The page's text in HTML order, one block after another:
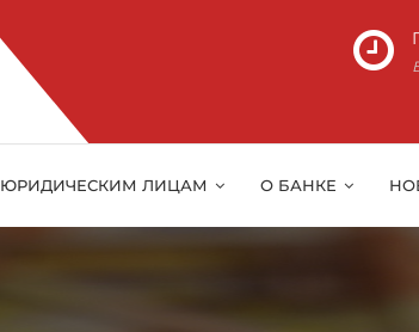
ЮРИДИЧЕСКИМ ЛИЦАМ О БАНКЕ